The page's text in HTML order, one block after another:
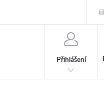
Přihlášení